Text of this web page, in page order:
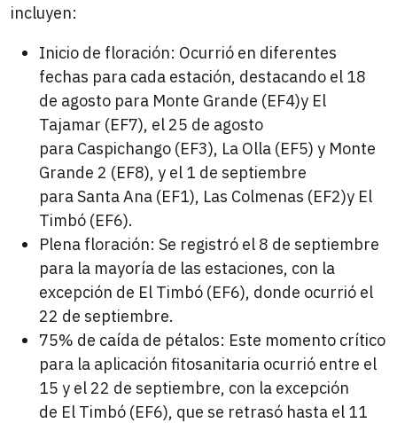
incluyen:
Inicio de floración: Ocurrió en diferentes
fechas para cada estación, destacando el 18
de agosto para Monte Grande (EF4)y El
Tajamar (EF7), el 25 de agosto
para Caspichango (EF3), La Olla (EF5) y Monte
Grande 2 (EF8), y el 1 de septiembre
para Santa Ana (EF1), Las Colmenas (EF2)y El
Timbó (EF6).
Plena floración: Se registró el 8 de septiembre
para la mayoría de las estaciones, con la
excepción de El Timbó (EF6), donde ocurrió el
22 de septiembre.
75% de caída de pétalos: Este momento crítico
para la aplicación fitosanitaria ocurrió entre el
15 y el 22 de septiembre, con la excepción
de El Timbó (EF6), que se retrasó hasta el 11